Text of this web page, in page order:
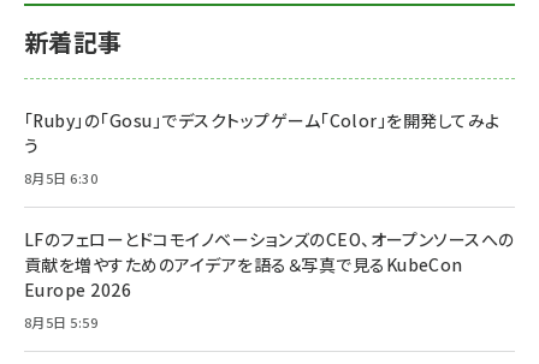
新着記事
「Ruby」の「Gosu」でデスクトップゲーム「Color」を開発してみよ
う
8月5日 6:30
LFのフェローとドコモイノベーションズのCEO、オープンソースへの
貢献を増やすためのアイデアを語る＆写真で見るKubeCon
Europe 2026
8月5日 5:59